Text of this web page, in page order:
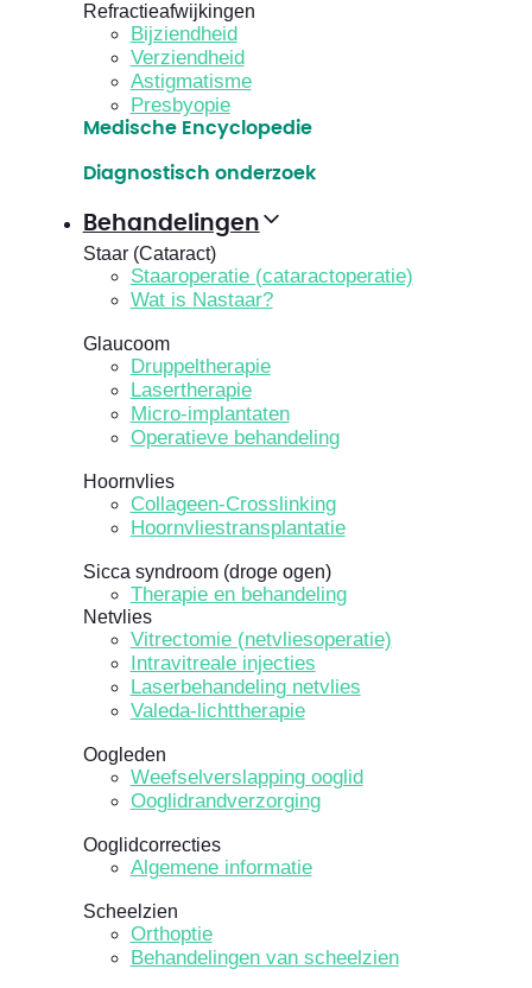
Refractieafwijkingen
Bijziendheid
Verziendheid
Astigmatisme
Presbyopie
Medische Encyclopedie
Diagnostisch onderzoek
Behandelingen
Staar (Cataract)
Staaroperatie (cataractoperatie)
Wat is Nastaar?
Glaucoom
Druppeltherapie
Lasertherapie
Micro-implantaten
Operatieve behandeling
Hoornvlies
Collageen-Crosslinking
Hoornvliestransplantatie
Sicca syndroom (droge ogen)
Therapie en behandeling
Netvlies
Vitrectomie (netvliesoperatie)
Intravitreale injecties
Laserbehandeling netvlies
Valeda-lichttherapie
Oogleden
Weefselverslapping ooglid
Ooglidrandverzorging
Ooglidcorrecties
Algemene informatie
Scheelzien
Orthoptie
Behandelingen van scheelzien